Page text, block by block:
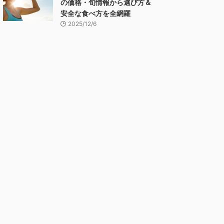
の価格・旬情報から選び方＆
安全な食べ方を全網羅
2025/12/6